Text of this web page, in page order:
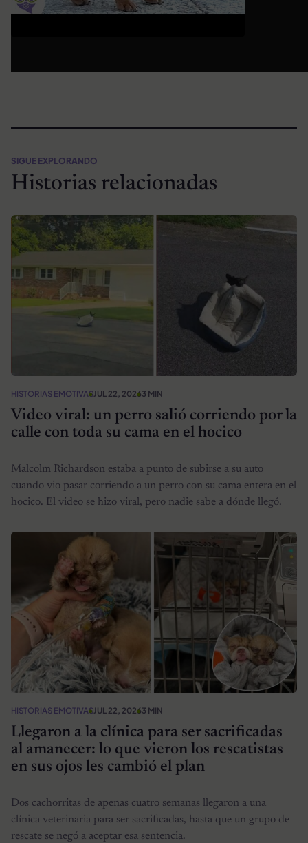
SIGUE EXPLORANDO
Historias relacionadas
HISTORIAS EMOTIVASJUL 22, 20263 MIN
Video viral: un perro salió corriendo por la
calle con toda su cama en el hocico
Malcolm Richardson estaba a punto de subirse a su auto
cuando vio pasar corriendo a un perro con su cama entera en el
hocico. El video se hizo viral, pero nadie sabe a dónde llegó.
HISTORIAS EMOTIVASJUL 22, 20263 MIN
Llegaron a la clínica para ser sacrificadas
al amanecer: lo que vieron los rescatistas
en sus ojos les cambió el plan
Dos cachorritas de apenas cuatro semanas llegaron a una
clínica veterinaria para ser sacrificadas, hasta que un grupo de
rescate se negó a aceptar esa sentencia.